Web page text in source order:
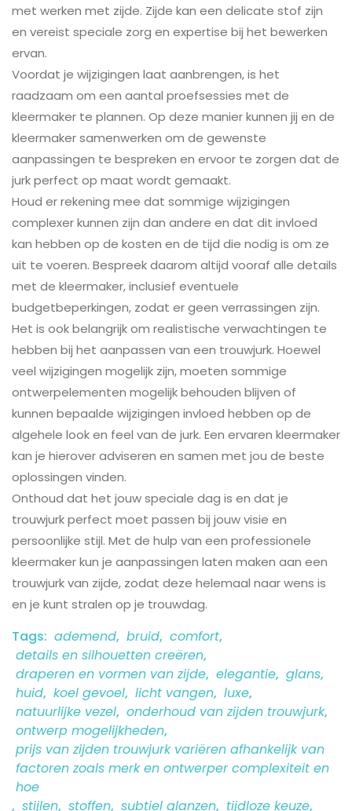
met werken met zijde. Zijde kan een delicate stof zijn
en vereist speciale zorg en expertise bij het bewerken
ervan.
Voordat je wijzigingen laat aanbrengen, is het
raadzaam om een aantal proefsessies met de
kleermaker te plannen. Op deze manier kunnen jij en de
kleermaker samenwerken om de gewenste
aanpassingen te bespreken en ervoor te zorgen dat de
jurk perfect op maat wordt gemaakt.
Houd er rekening mee dat sommige wijzigingen
complexer kunnen zijn dan andere en dat dit invloed
kan hebben op de kosten en de tijd die nodig is om ze
uit te voeren. Bespreek daarom altijd vooraf alle details
met de kleermaker, inclusief eventuele
budgetbeperkingen, zodat er geen verrassingen zijn.
Het is ook belangrijk om realistische verwachtingen te
hebben bij het aanpassen van een trouwjurk. Hoewel
veel wijzigingen mogelijk zijn, moeten sommige
ontwerpelementen mogelijk behouden blijven of
kunnen bepaalde wijzigingen invloed hebben op de
algehele look en feel van de jurk. Een ervaren kleermaker
kan je hierover adviseren en samen met jou de beste
oplossingen vinden.
Onthoud dat het jouw speciale dag is en dat je
trouwjurk perfect moet passen bij jouw visie en
persoonlijke stijl. Met de hulp van een professionele
kleermaker kun je aanpassingen laten maken aan een
trouwjurk van zijde, zodat deze helemaal naar wens is
en je kunt stralen op je trouwdag.
Tags: ademend, bruid, comfort,
details en silhouetten creëren,
draperen en vormen van zijde, elegantie, glans,
huid, koel gevoel, licht vangen, luxe,
natuurlijke vezel, onderhoud van zijden trouwjurk,
ontwerp mogelijkheden,
prijs van zijden trouwjurk variëren afhankelijk van
factoren zoals merk en ontwerper complexiteit en
hoe
, stijlen, stoffen, subtiel glanzen, tijdloze keuze,